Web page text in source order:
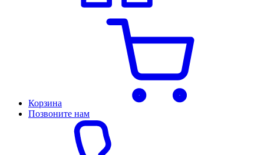
Корзина
Позвоните нам